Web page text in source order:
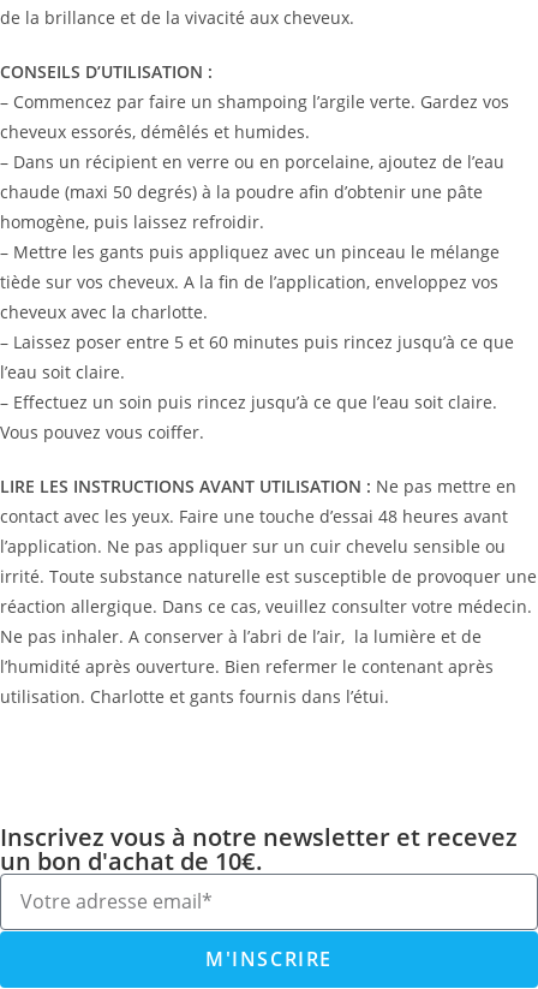
de la brillance et de la vivacité aux cheveux.
CONSEILS D’UTILISATION :
– Commencez par faire un shampoing l’argile verte. Gardez vos
cheveux essorés, démêlés et humides.
– Dans un récipient en verre ou en porcelaine, ajoutez de l’eau
chaude (maxi 50 degrés) à la poudre afin d’obtenir une pâte
homogène, puis laissez refroidir.
– Mettre les gants puis appliquez avec un pinceau le mélange
tiède sur vos cheveux. A la fin de l’application, enveloppez vos
cheveux avec la charlotte.
– Laissez poser entre 5 et 60 minutes puis rincez jusqu’à ce que
l’eau soit claire.
– Effectuez un soin puis rincez jusqu’à ce que l’eau soit claire.
Vous pouvez vous coiffer.
LIRE LES INSTRUCTIONS AVANT UTILISATION : Ne pas mettre en
contact avec les yeux. Faire une touche d’essai 48 heures avant
l’application. Ne pas appliquer sur un cuir chevelu sensible ou
irrité. Toute substance naturelle est susceptible de provoquer une
réaction allergique. Dans ce cas, veuillez consulter votre médecin.
Ne pas inhaler. A conserver à l’abri de l’air, la lumière et de
l’humidité après ouverture. Bien refermer le contenant après
utilisation. Charlotte et gants fournis dans l’étui.
Inscrivez vous à notre newsletter et recevez
un bon d'achat de 10€.
M'INSCRIRE